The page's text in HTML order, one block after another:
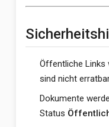
Öffentliche Links
sind nicht
Dokumente
Status